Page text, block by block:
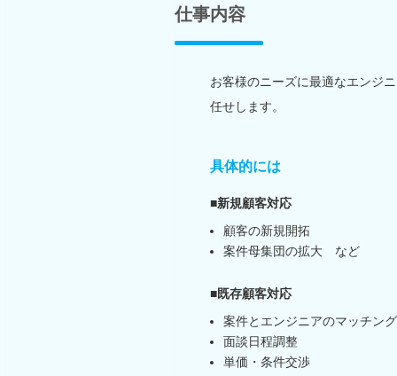
仕事内容
お客様のニーズに最適なエンジ
任せします。
具体的には
■新規顧客対応
顧客の新規開拓
案件母集団の拡大 など
■既存顧客対応
案件とエンジニアのマッチング
面談日程調整
単価・条件交渉